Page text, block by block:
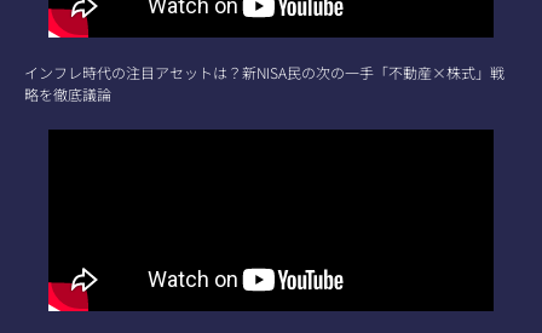
インフレ時代の注目アセットは？新NISA民の次の一手「不動産×株式」戦
略を徹底議論